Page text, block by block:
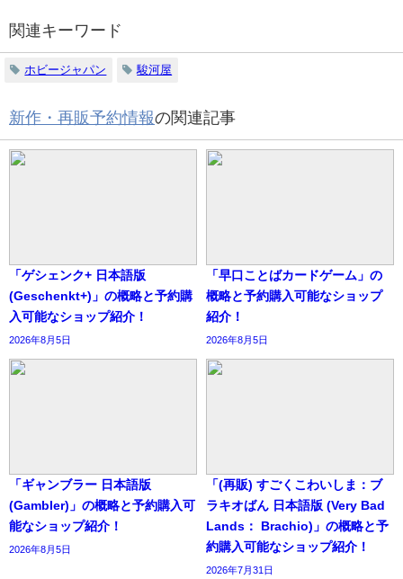
関連キーワード
ホビージャパン 駿河屋
新作・再販予約情報の関連記事
「ゲシェンク+ 日本語版
(Geschenkt+)」の概略と予約購
入可能なショップ紹介！
2026年8月5日
「早口ことばカードゲーム」の
概略と予約購入可能なショップ
紹介！
2026年8月5日
「ギャンブラー 日本語版
(Gambler)」の概略と予約購入可
能なショップ紹介！
2026年8月5日
「(再販) すごくこわいしま：ブ
ラキオばん 日本語版 (Very Bad
Lands： Brachio)」の概略と予
約購入可能なショップ紹介！
2026年7月31日